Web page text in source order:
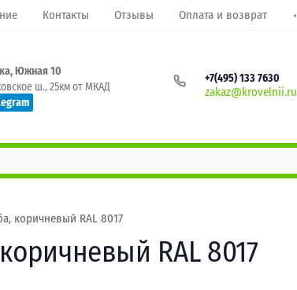
Контакты Отзывы Оплата и возврат
Южная 10
ш., 25км от МКАД
+7(495) 133 7630
zakaz@krovelnii.ru
коричневый RAL 8017
RAL 8017